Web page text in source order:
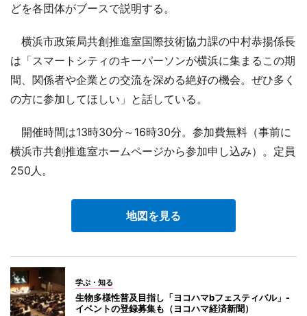
どを各団体がブースで説明する。
横浜市政策局共創推進室国際技術協力課の中村恭揚係長
は「スマートシティのキーパーソンが横浜に集まるこの期
間、関係者や企業との交流を深める絶好の機会。ぜひ多く
の方に参加してほしい」と話している。
開催時間は13時30分～16時30分。参加費無料（事前に
横浜市共創推進室ホームページから参加申し込み）。定員
250人。
地図を見る
学ぶ・知る
生物多様性普及目指し「ヨコハマbフェスティバル」-
イベントの登録募集も（ヨコハマ経済新聞）